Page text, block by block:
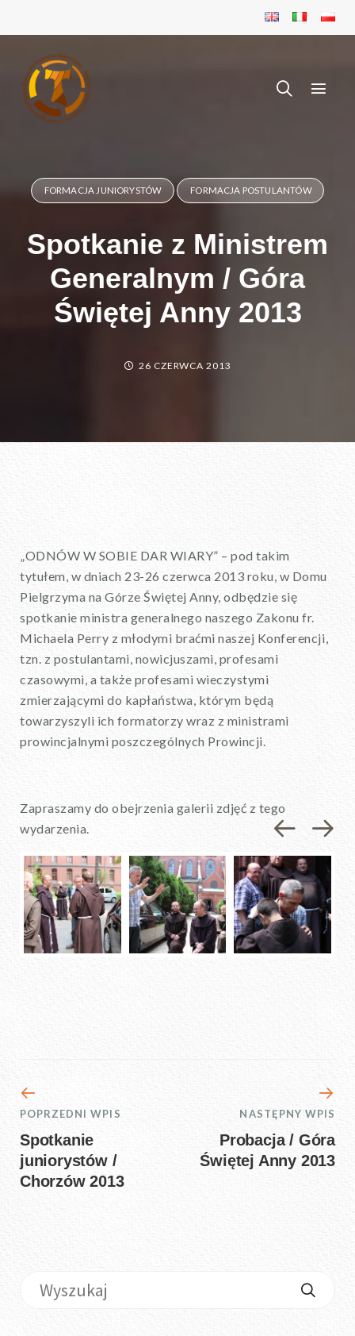
FORMACJA JUNIORYSTÓW FORMACJA POSTULANTÓW
Spotkanie z Ministrem
Generalnym / Góra
Świętej Anny 2013
26 CZERWCA 2013
„ODNÓW W SOBIE DAR WIARY” – pod takim
tytułem, w dniach 23-26 czerwca 2013 roku, w Domu
Pielgrzyma na Górze Świętej Anny, odbędzie się
spotkanie ministra generalnego naszego Zakonu fr.
Michaela Perry z młodymi braćmi naszej Konferencji,
tzn. z postulantami, nowicjuszami, profesami
czasowymi, a także profesami wieczystymi
zmierzającymi do kapłaństwa, którym będą
towarzyszyli ich formatorzy wraz z ministrami
prowincjalnymi poszczególnych Prowincji.
Zapraszamy do obejrzenia galerii zdjęć z tego
wydarzenia.
POPRZEDNI WPIS
Spotkanie
juniorystów /
Chorzów 2013
NASTĘPNY WPIS
Probacja / Góra
Świętej Anny 2013